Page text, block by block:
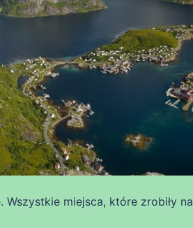
miejsca, które zrobiły